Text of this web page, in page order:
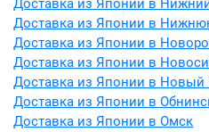
Доставка из Японии в
Доставка из Японии в
Доставка из Японии в
Доставка из Японии в
Доставка из Японии в Новый
Доставка из Японии в
Доставка из Японии в Омск